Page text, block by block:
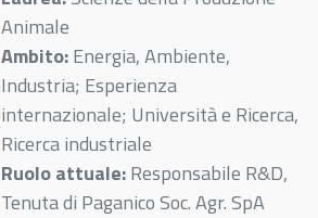
Animale
Ambito:Energia, Ambiente,
Industria; Esperienza
internazionale; Università e Ricerca,
Ricerca industriale
Ruolo attuale:Responsabile R&D,
Tenuta di Paganico Soc. Agr. SpA